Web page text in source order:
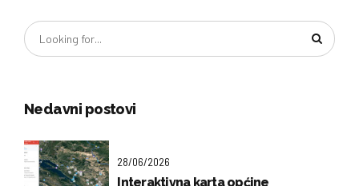
Nedavni postovi
28/06/2026
Interaktivna karta općine